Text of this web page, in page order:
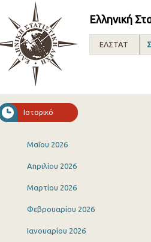
Ελληνική
ΕΛΣΤΑΤ
Ιστορικό
Μαΐου 2026
Απριλίου 2026
Μαρτίου 2026
Φεβρουαρίου 2026
Ιανουαρίου 2026